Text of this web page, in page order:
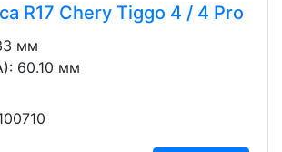
R17 Chery Tiggo 4 / 4 Pro
мм
60.10 мм